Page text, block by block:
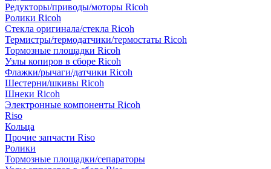
Редукторы/приводы/моторы Ricoh
Ролики Ricoh
Стекла оригинала/стекла Ricoh
Термистры/термодатчики/термостаты Ricoh
Тормозные площадки Ricoh
Узлы копиров в сборе Ricoh
Флажки/рычаги/датчики Ricoh
Шестерни/шкивы Ricoh
Шнеки Ricoh
Электронные компоненты Ricoh
Riso
Кольца
Прочие запчасти Riso
Ролики
Тормозные площадки/сепараторы